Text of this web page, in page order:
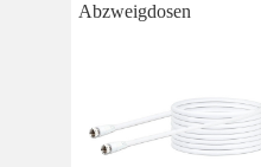
Abzweigdosen